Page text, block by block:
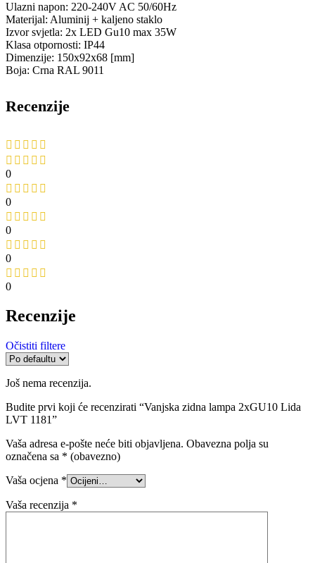
Ulazni napon: 220-240V AC 50/60Hz
Materijal: Aluminij + kaljeno staklo
Izvor svjetla: 2x LED Gu10 max 35W
Klasa otpornosti: IP44
Dimenzije: 150x92x68 [mm]
Boja: Crna RAL 9011
Recenzije
0
0
0
0
0
Recenzije
Očistiti filtere
Još nema recenzija.
Budite prvi koji će recenzirati “Vanjska zidna lampa 2xGU10 Lida
LVT 1181”
Vaša adresa e-pošte neće biti objavljena. Obavezna polja su
označena sa * (obavezno)
Vaša ocjena *
Vaša recenzija *